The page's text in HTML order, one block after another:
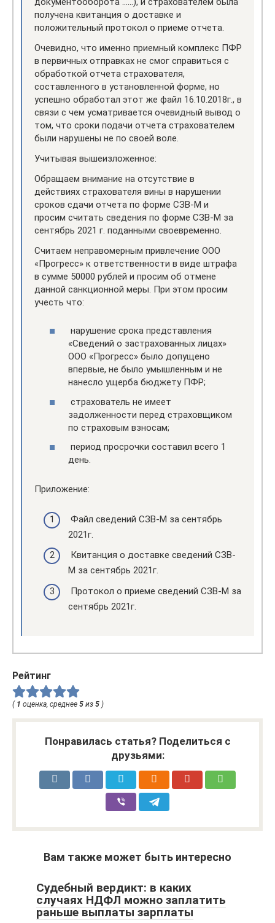
получена квитанция о доставке и
положительный протокол о приеме отчета.
Очевидно, что именно приемный комплекс ПФР
в первичных отправках не смог справиться с
обработкой отчета страхователя,
составленного в установленной форме, но
успешно обработал этот же файл 16.10.2018г., в
связи с чем усматривается очевидный вывод о
том, что сроки подачи отчета страхователем
были нарушены не по своей воле.
Учитывая вышеизложенное:
Обращаем внимание на отсутствие в
действиях страхователя вины в нарушении
сроков сдачи отчета по форме СЗВ-М и
просим считать сведения по форме СЗВ-М за
сентябрь 2021 г. поданными своевременно.
Считаем неправомерным привлечение ООО
«Прогресс» к ответственности в виде штрафа
в сумме 50000 рублей и просим об отмене
данной санкционной меры. При этом просим
учесть что:
нарушение срока представления
«Сведений о застрахованных лицах»
ООО «Прогресс» было допущено
впервые, не было умышленным и не
нанесло ущерба бюджету ПФР;
страхователь не имеет
задолженности перед страховщиком
по страховым взносам;
период просрочки составил всего 1
день.
Приложение:
Файл сведений СЗВ-М за сентябрь
2021г.
Квитанция о доставке сведений СЗВ-
М за сентябрь 2021г.
Протокол о приеме сведений СЗВ-М за
сентябрь 2021г.
Рейтинг
( 1 оценка, среднее 5 из 5 )
Понравилась статья? Поделиться с
друзьями:
Вам также может быть интересно
Судебный вердикт: в каких
случаях НДФЛ можно заплатить
раньше выплаты зарплаты